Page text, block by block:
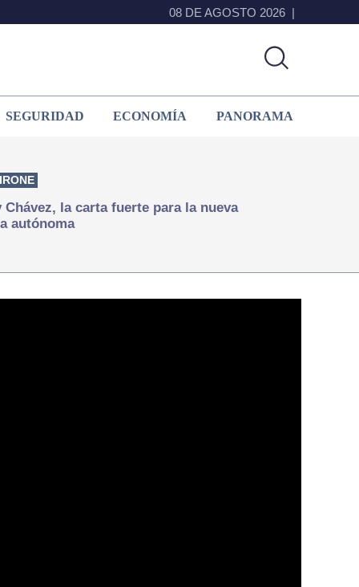
08 DE AGOSTO 2026
SEGURIDAD ECONOMÍA PANORAMA
Chávez, la carta fuerte para la nueva
autónoma